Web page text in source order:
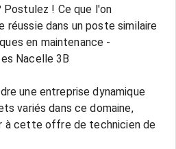
Postulez ! Ce que l'on
réussie dans un poste similaire
en maintenance -
Nacelle 3B
une entreprise dynamique
variés dans ce domaine,
à cette offre de technicien de